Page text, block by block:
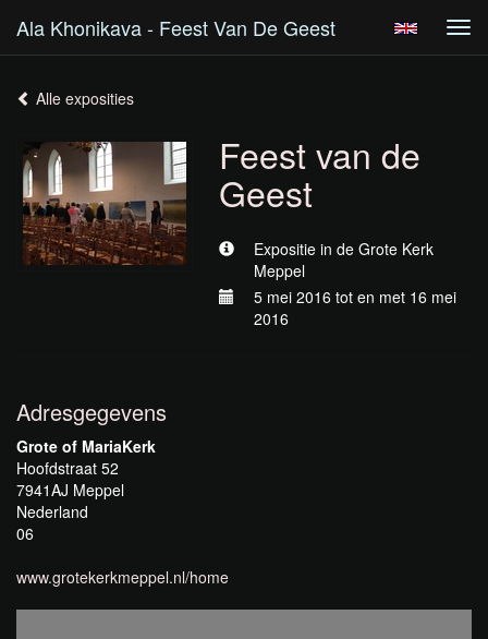
Ala Khonikava - Feest Van De Geest
Alle exposities
Feest van de
Geest
Expositie in de Grote Kerk
Meppel
5 mei 2016 tot en met 16 mei
2016
Adresgegevens
Grote of MariaKerk
Hoofdstraat 52
7941AJ Meppel
Nederland
06
www.grotekerkmeppel.nl/home